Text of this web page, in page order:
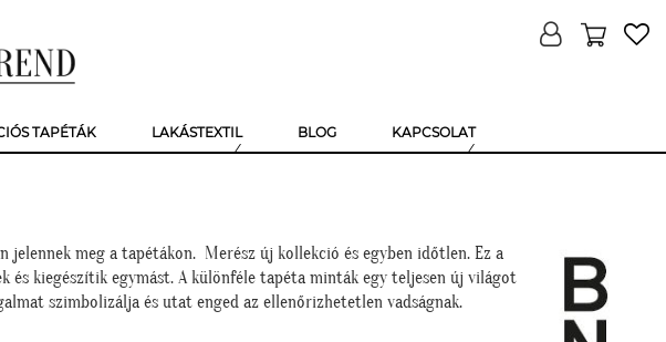
TAPÉTÁK LAKÁSTEXTIL BLOG KAPCSOLAT
meg a tapétákon. Merész új kollekció és egyben időtlen. Ez a
és kiegészítik egymást. A különféle tapéta minták egy teljesen új világot
szimbolizálja és utat enged az ellenőrizhetetlen vadságnak.